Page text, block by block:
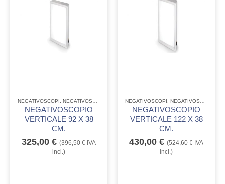
NEGATIVOSCOPI NEGATIVOSCOPI LINEA QUALITÒ GIMA
NEGATIVOSCOPIO
VERTICALE 92 X 38
CM.
325,00 € (396,50 € IVA
incl.)
NEGATIVOSCOPI NEGATIVOSCOPI LINEA QUALITÒ GIMA
NEGATIVOSCOPIO
VERTICALE 122 X 38
CM.
430,00 € (524,60 € IVA
incl.)